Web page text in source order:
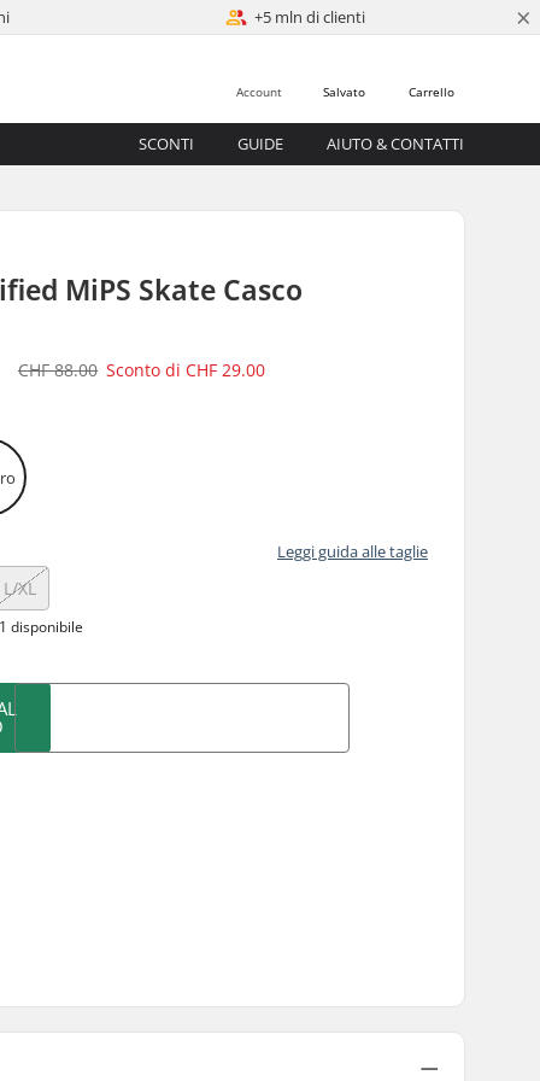
+5 mln di clienti ×
Carrello
Salvato
Account
SCONTI GUIDE AIUTO & CONTATTI
MiPS Skate Casco
CHF 88.00 Sconto diCHF 29.00
Leggi guida alle taglie
L/XL
disponibile